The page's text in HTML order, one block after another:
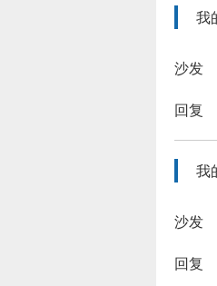
我
沙发
回复
我
沙发
回复